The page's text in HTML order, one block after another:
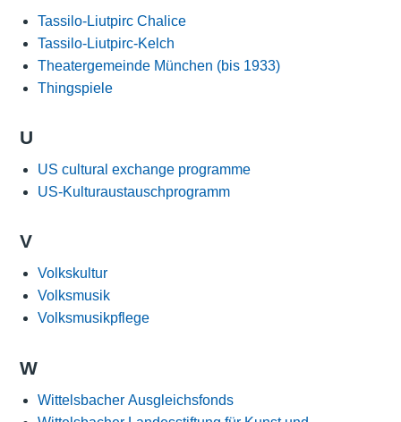
Tassilo-Liutpirc Chalice
Tassilo-Liutpirc-Kelch
Theatergemeinde München (bis 1933)
Thingspiele
U
US cultural exchange programme
US-Kulturaustauschprogramm
V
Volkskultur
Volksmusik
Volksmusikpflege
W
Wittelsbacher Ausgleichsfonds